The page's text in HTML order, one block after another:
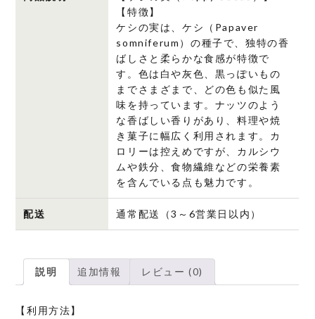
【特徴】
ケシの実は、ケシ（Papaver
somniferum）の種子で、独特の香
ばしさと柔らかな食感が特徴で
す。色は白や灰色、黒っぽいもの
までさまざまで、どの色も似た風
味を持っています。ナッツのよう
な香ばしい香りがあり、料理や焼
き菓子に幅広く利用されます。カ
ロリーは控えめですが、カルシウ
ムや鉄分、食物繊維などの栄養素
を含んでいる点も魅力です。
配送 通常配送（3～6営業日以内）
説明 追加情報 レビュー (0)
【利用方法】